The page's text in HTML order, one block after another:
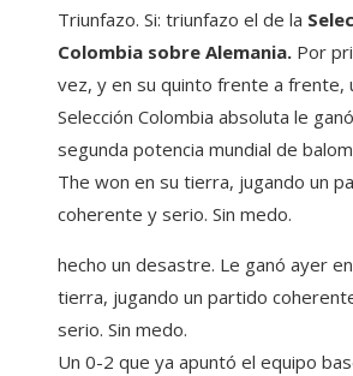
Triunfazo. Si: triunfazo el de la
Colombia sobre Alemania. Por
vez, y en su quinto frente a frente,
Selección Colombia absoluta le
segunda potencia mundial de
The won en su tierra, jugando un
coherente y serio. Sin medo.
hecho un desastre. Le ganó ayer
tierra, jugando un partido
serio. Sin medo.
Un 0-2 que ya apuntó el equipo